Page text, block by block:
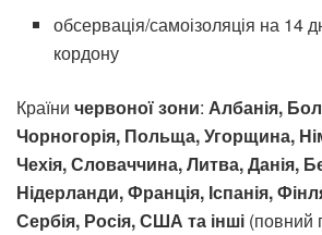
обсервація/самоізоляція на 14
кордону
Країни червоної зони: Албанія,
Чорногорія, Польща, Угорщина,
Чехія, Словаччина, Литва, Данія,
Нідерланди, Франція, Іспанія,
Сербія, Росія, США та інші (повний